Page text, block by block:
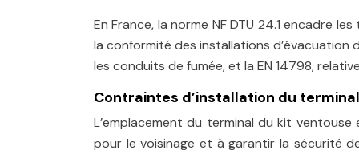
En France, la norme NF DTU 24.1 encadre
la conformité des installations d’évacuation
les conduits de fumée, et la EN 14798,
Contraintes d’installation du
L’emplacement du terminal du kit
pour le voisinage et à garantir la sécurité